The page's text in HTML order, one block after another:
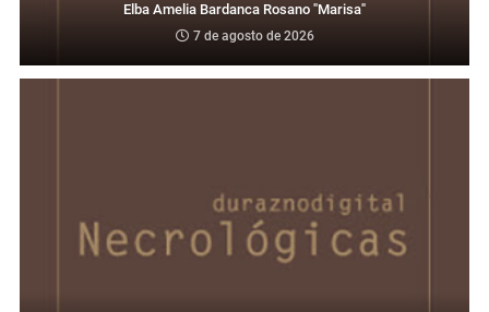
Elba Amelia Bardanca Rosano "Marisa"
7 de agosto de 2026